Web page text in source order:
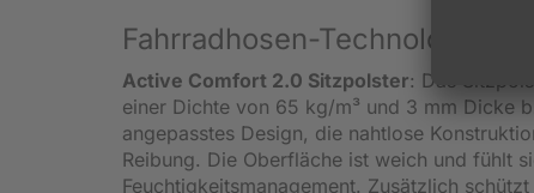
Fahrradhosen-Technologien
Active Comfort 2.0 Sitzpolster: Das
einer Dichte von 65 kg/m³ und 3 mm Dicke
angepasstes Design, die nahtlose
Reibung. Die Oberfläche ist weich und fühlt
Feuchtigkeitsmanagement. Zusätzlich